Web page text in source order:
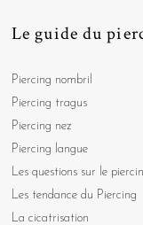
Le guide du
Piercing nombril
Piercing tragus
Piercing nez
Piercing langue
Les questions sur le
Les tendance du Piercing
La cicatrisation